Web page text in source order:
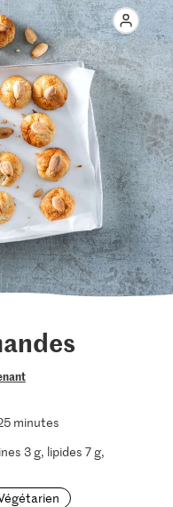
minutes
3 g, lipides 7 g,